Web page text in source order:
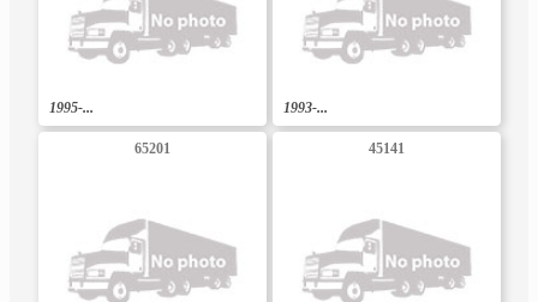
1995-... 1993-...
65201 45141